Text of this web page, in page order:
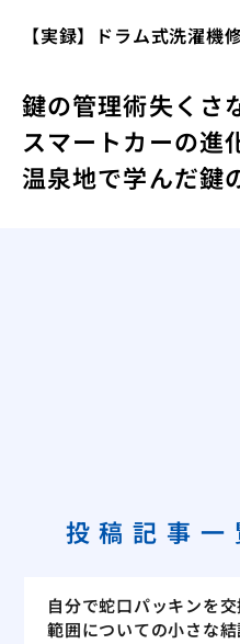
【実録】ドラム式洗濯
鍵の管理術失くさ
スマートカーの進
温泉地で学んだ鍵
投稿記事一
自分で蛇口パッキンを
範囲についての小さな結